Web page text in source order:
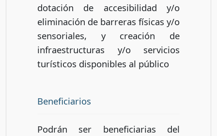
dotación de accesibilidad y/o
eliminación de barreras físicas y/o
sensoriales, y creación de
infraestructuras y/o servicios
turísticos disponibles al público
Beneficiarios
Podrán ser beneficiarias del